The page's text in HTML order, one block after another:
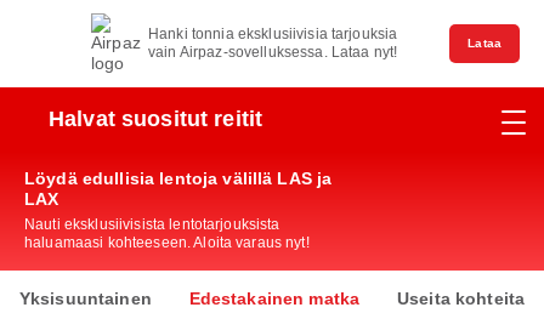
Hanki tonnia eksklusiivisia tarjouksia
vain Airpaz-sovelluksessa. Lataa nyt!
Lataa
Halvat suositut reitit
Löydä edullisia lentoja välillä LAS ja
LAX
Nauti eksklusiivisista lentotarjouksista
haluamaasi kohteeseen. Aloita varaus nyt!
Yksisuuntainen Edestakainen matka Useita kohteita